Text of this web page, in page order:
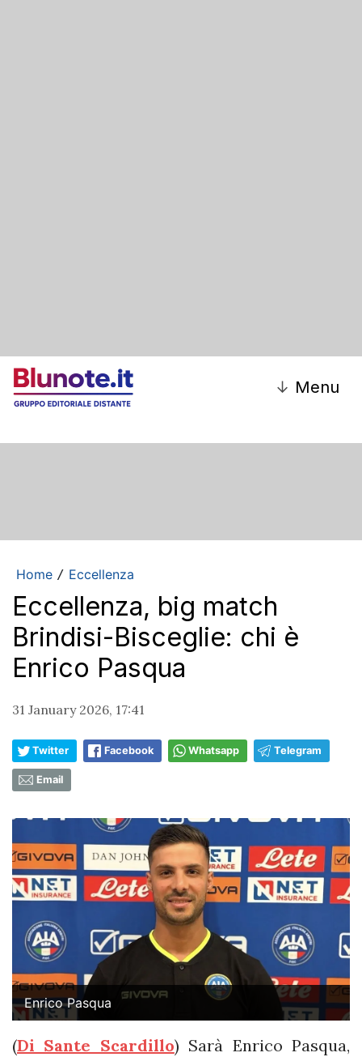
↓ Menu
Home / Eccellenza
Eccellenza, big match
Brindisi-Bisceglie: chi è
Enrico Pasqua
31 January 2026, 17:41
Twitter Facebook Whatsapp Telegram
Email
Enrico Pasqua
(Di Sante Scardillo) Sarà Enrico Pasqua,